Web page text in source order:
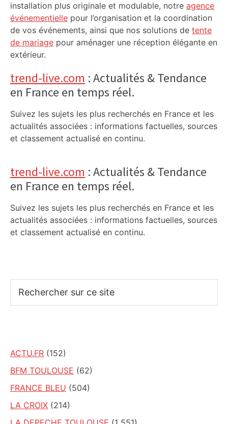
installation plus originale et modulable, notre agence
événementielle pour l’organisation et la coordination
de vos événements, ainsi que nos solutions de tente
de mariage pour aménager une réception élégante en
extérieur.
trend-live.com : Actualités & Tendance
en France en temps réel.
Suivez les sujets les plus recherchés en France et les
actualités associées : informations factuelles, sources
et classement actualisé en continu.
trend-live.com : Actualités & Tendance
en France en temps réel.
Suivez les sujets les plus recherchés en France et les
actualités associées : informations factuelles, sources
et classement actualisé en continu.
sur
ACTU.FR (152)
BFM TOULOUSE (62)
FRANCE BLEU (504)
LA CROIX (214)